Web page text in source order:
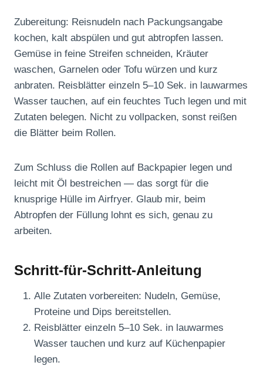
Zubereitung: Reisnudeln nach Packungsangabe
kochen, kalt abspülen und gut abtropfen lassen.
Gemüse in feine Streifen schneiden, Kräuter
waschen, Garnelen oder Tofu würzen und kurz
anbraten. Reisblätter einzeln 5–10 Sek. in lauwarmes
Wasser tauchen, auf ein feuchtes Tuch legen und mit
Zutaten belegen. Nicht zu vollpacken, sonst reißen
die Blätter beim Rollen.
Zum Schluss die Rollen auf Backpapier legen und
leicht mit Öl bestreichen — das sorgt für die
knusprige Hülle im Airfryer. Glaub mir, beim
Abtropfen der Füllung lohnt es sich, genau zu
arbeiten.
Schritt-für-Schritt-Anleitung
Alle Zutaten vorbereiten: Nudeln, Gemüse,
Proteine und Dips bereitstellen.
Reisblätter einzeln 5–10 Sek. in lauwarmes
Wasser tauchen und kurz auf Küchenpapier
legen.